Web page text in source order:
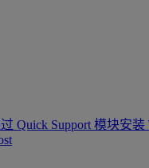
Quick Support 模块安装